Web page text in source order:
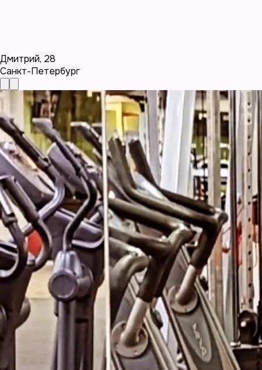
Дмитрий, 28
Санкт-Петербург